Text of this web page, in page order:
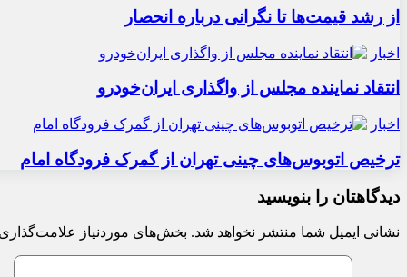
از رشد قیمت‌ها تا نگرانی درباره انحصار
اخبار
انتقاد نماینده مجلس از واگذاری ایران‌خودرو
اخبار
ترخیص اتوبوس‌های چینی تهران از گمرک فرودگاه امام
دیدگاهتان را بنویسید
نشانی ایمیل شما منتشر نخواهد شد. بخش‌های موردنیاز